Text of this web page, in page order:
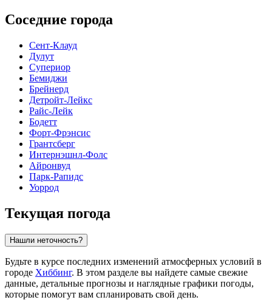
Соседние города
Сент-Клауд
Дулут
Супериор
Бемиджи
Брейнерд
Детройт-Лейкс
Райс-Лейк
Бодетт
Форт-Фрэнсис
Грантсберг
Интернэшнл-Фолс
Айронвуд
Парк-Рапидс
Уоррод
Текущая погода
Нашли неточность?
Будьте в курсе последних изменений атмосферных условий в
городе Хиббинг. В этом разделе вы найдете самые свежие
данные, детальные прогнозы и наглядные графики погоды,
которые помогут вам спланировать свой день.